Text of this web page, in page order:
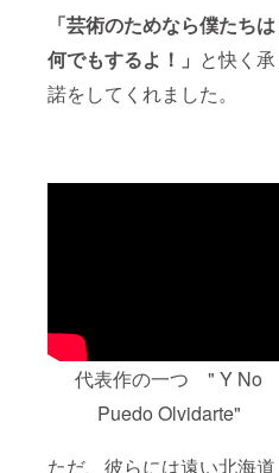
「芸術のためなら僕たちは
何でもするよ！」 と快く承
諾をしてくれました。
代表作の一つ " Y No
Puedo Olvidarte"
ただ、彼らには遠い北海道